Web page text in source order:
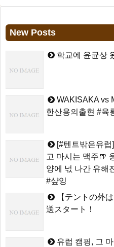
New Posts
학교에 윤균상
WAKISAKA vs
한산용의출현 #육
[#텐트밖은유
고 마시는 맥주🍺
양에 넋 나간 유해
#샾잉
【テントの外
送スタート！
유럽 캠핑, 그